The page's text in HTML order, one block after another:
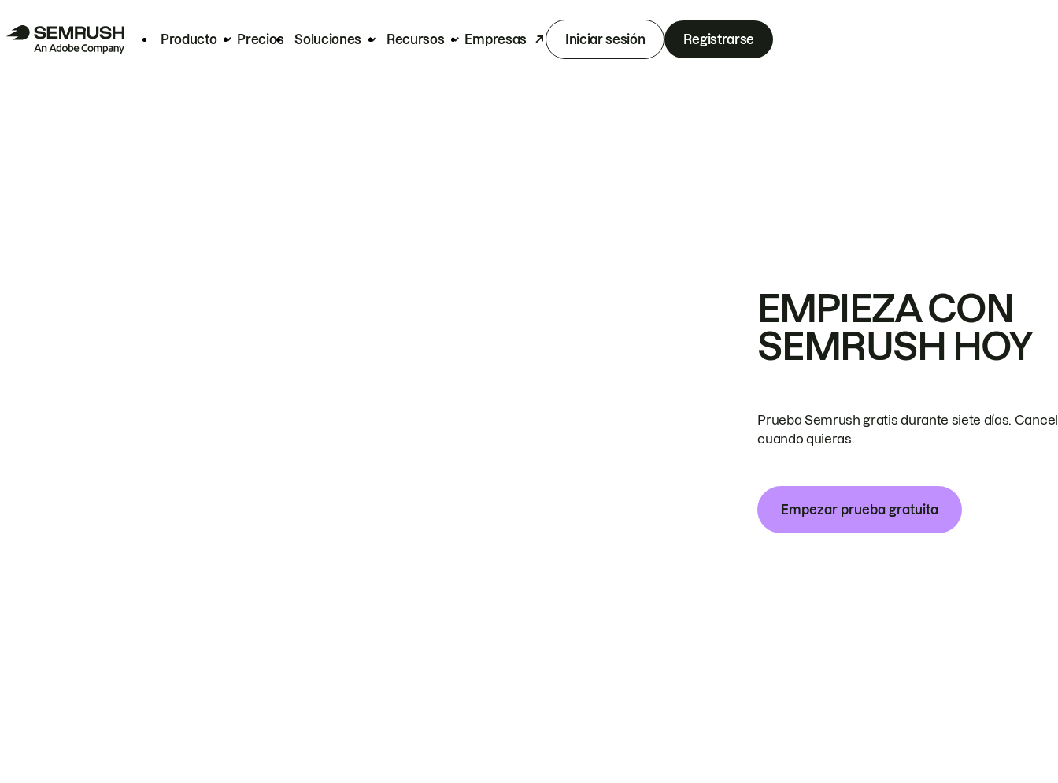
Producto Precios Soluciones Recursos Empresas Iniciar sesión Registrarse
EMPIEZA CON
SEMRUSH HOY
Prueba Semrush gratis durante siete días.
cuando quieras.
Empezar prueba gratuita